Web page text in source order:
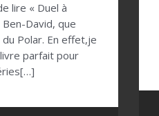
lire « Duel à
David, que
du Polar. En effet,je
parfait pour